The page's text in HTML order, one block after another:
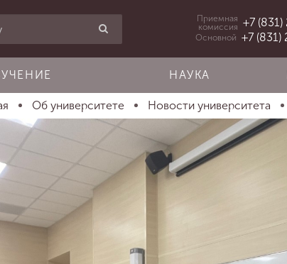
Приемная
комиссия +7
Основной +7
НАУКА
Об университете Новости университета